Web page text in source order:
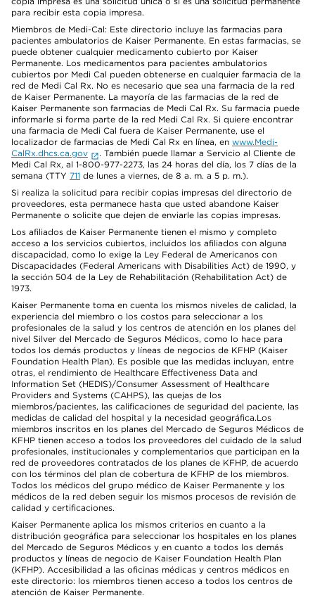
para recibir esta copia impresa.
Miembros de Medi-Cal: Este directorio incluye las farmacias para
pacientes ambulatorios de Kaiser Permanente. En estas farmacias, se
puede obtener cualquier medicamento cubierto por Kaiser
Permanente. Los medicamentos para pacientes ambulatorios
cubiertos por Medi Cal pueden obtenerse en cualquier farmacia de la
red de Medi Cal Rx. No es necesario que sea una farmacia de la red
de Kaiser Permanente. La mayoría de las farmacias de la red de
Kaiser Permanente son farmacias de Medi Cal Rx. Su farmacia puede
informarle si forma parte de la red Medi Cal Rx. Si quiere encontrar
una farmacia de Medi Cal fuera de Kaiser Permanente, use el
localizador de farmacias de Medi Cal Rx en línea, en www.Medi-
CalRx.dhcs.ca.gov
. También puede llamar a Servicio al Cliente de
Medi Cal Rx, al 1-800-977-2273, las 24 horas del día, los 7 días de la
semana (TTY 711 de lunes a viernes, de 8 a. m. a 5 p. m.).
Si realiza la solicitud para recibir copias impresas del directorio de
proveedores, esta permanece hasta que usted abandone Kaiser
Permanente o solicite que dejen de enviarle las copias impresas.
Los afiliados de Kaiser Permanente tienen el mismo y completo
acceso a los servicios cubiertos, incluidos los afiliados con alguna
discapacidad, como lo exige la Ley Federal de Americanos con
Discapacidades (Federal Americans with Disabilities Act) de 1990, y
la sección 504 de la Ley de Rehabilitación (Rehabilitation Act) de
1973.
Kaiser Permanente toma en cuenta los mismos niveles de calidad, la
experiencia del miembro o los costos para seleccionar a los
profesionales de la salud y los centros de atención en los planes del
nivel Silver del Mercado de Seguros Médicos, como lo hace para
todos los demás productos y líneas de negocios de KFHP (Kaiser
Foundation Health Plan). Es posible que las medidas incluyan, entre
otras, el rendimiento de Healthcare Effectiveness Data and
Information Set (HEDIS)/Consumer Assessment of Healthcare
Providers and Systems (CAHPS), las quejas de los
miembros/pacientes, las calificaciones de seguridad del paciente, las
medidas de calidad del hospital y la necesidad geográfica.Los
miembros inscritos en los planes del Mercado de Seguros Médicos de
KFHP tienen acceso a todos los proveedores del cuidado de la salud
profesionales, institucionales y complementarios que participan en la
red de proveedores contratados de los planes de KFHP, de acuerdo
con los términos del plan de cobertura de KFHP de los miembros.
Todos los médicos del grupo médico de Kaiser Permanente y los
médicos de la red deben seguir los mismos procesos de revisión de
calidad y certificaciones.
Kaiser Permanente aplica los mismos criterios en cuanto a la
distribución geográfica para seleccionar los hospitales en los planes
del Mercado de Seguros Médicos y en cuanto a todos los demás
productos y líneas de negocio de Kaiser Foundation Health Plan
(KFHP). Accesibilidad a las oficinas médicas y centros médicos en
este directorio: los miembros tienen acceso a todos los centros de
atención de Kaiser Permanente.